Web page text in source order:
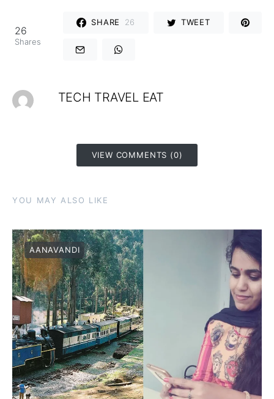
26
Shares
SHARE 26 TWEET
TECH TRAVEL EAT
VIEW COMMENTS (0)
YOU MAY ALSO LIKE
AANAVANDI